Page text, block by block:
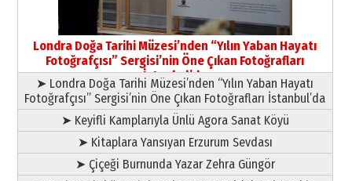
Yusuf POLAT
Şampiyonluk Sebahattin Şirin’e
yazar
11 Mayıs 2026 Pazartesi
Londra Doğa Tarihi Müzesi’nden “Yılın Yaban Hayatı
Fotoğrafçısı” Sergisi’nin Öne Çıkan Fotoğrafları
İstanbul’da
➤ Londra Doğa Tarihi Müzesi’nden “Yılın Yaban Hayatı
Fotoğrafçısı” Sergisi’nin Öne Çıkan Fotoğrafları İstanbul’da
➤ Keyifli Kamplarıyla Ünlü Agora Sanat Köyü
➤ Kitaplara Yansıyan Erzurum Sevdası
➤ Çiçeği Burnunda Yazar Zehra Güngör